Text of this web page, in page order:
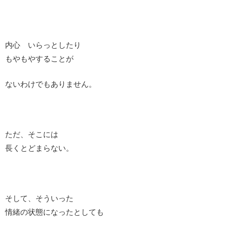
内心 いらっとしたり
もやもやすることが
ないわけでもありません。
ただ、そこには
長くとどまらない。
そして、そういった
情緒の状態になったとしても